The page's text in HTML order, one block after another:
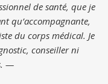
de santé, que je
qu’accompagnante,
du corps médical. Je
conseiller ni
—